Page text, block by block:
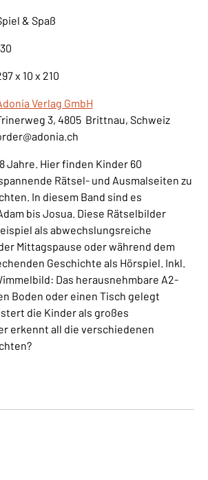
& Spaß
x 10 x 210
Verlag GmbH
3, 4805 Brittnau, Schweiz
Jahre. Hier finden Kinder 60
Rätsel- und Ausmalseiten zu
In diesem Band sind es
bis Josua. Diese Rätselbilder
als abwechslungsreiche
Mittagspause oder während dem
Geschichte als Hörspiel. Inkl.
Das herausnehmbare A2-
Boden oder einen Tisch gelegt
die Kinder als großes
erkennt all die verschiedenen